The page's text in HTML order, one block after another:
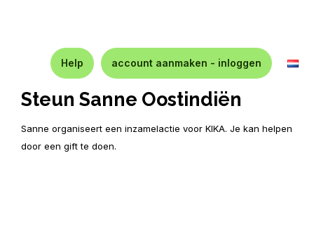
Help account aanmaken - inloggen
Steun Sanne Oostindiën
Sanne organiseert een inzamelactie voor KIKA. Je kan helpen
door een gift te doen.